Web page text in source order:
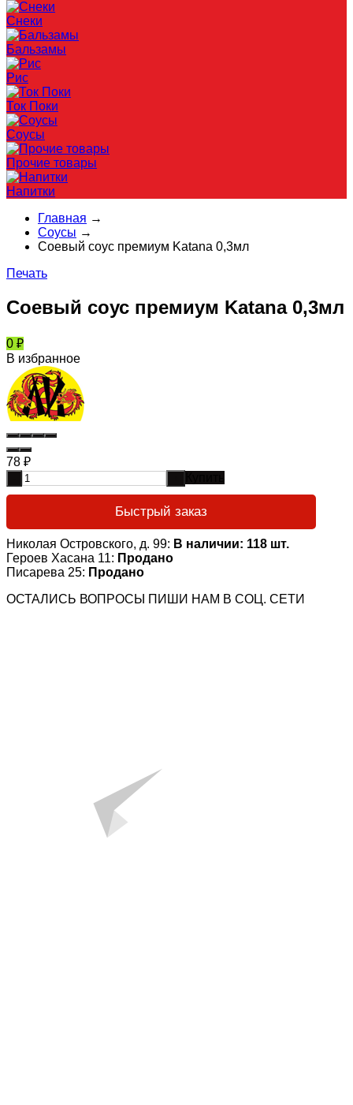
Снеки
Бальзамы
Рис
Ток Поки
Соусы
Прочие товары
Напитки
Главная →
Соусы →
Соевый соус премиум Katana 0,3мл
Печать
Соевый соус премиум Katana 0,3мл
0 ₽
В избранное
78 ₽
Быстрый заказ
Николая Островского, д. 99: В наличии: 118 шт.
Героев Хасана 11: Продано
Писарева 25: Продано
ОСТАЛИСЬ ВОПРОСЫ ПИШИ НАМ В СОЦ. СЕТИ